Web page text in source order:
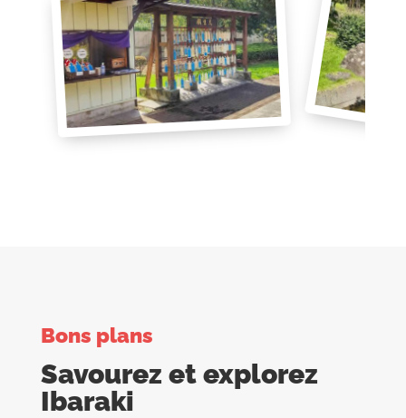
Bons plans
Savourez et explorez
Ibaraki